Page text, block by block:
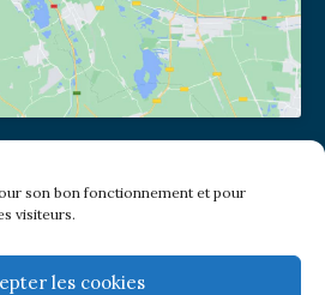
son bon fonctionnement et pour
visiteurs.
les cookies
adresse)
Simplon